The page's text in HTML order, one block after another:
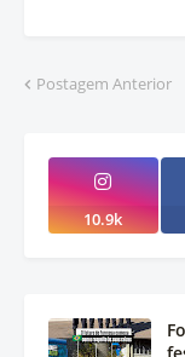
Postagem Anterior
10.9k